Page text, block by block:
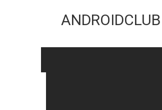
contentANDROIDCLUB